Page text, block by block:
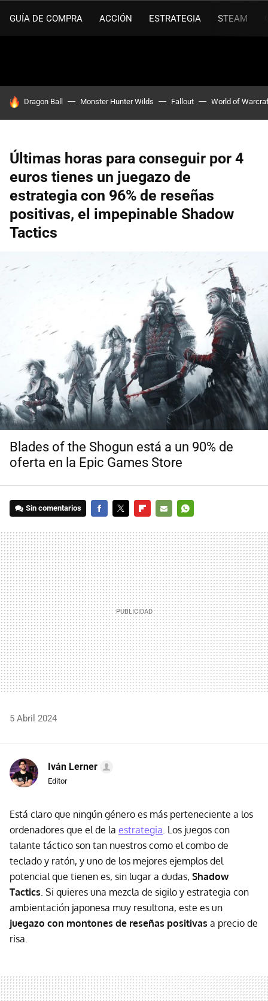
GUÍA DE COMPRA ACCIÓN ESTRATEGIA STEAM
HOY SE HABLA DE
Dragon Ball Monster Hunter Wilds Fallout World of
Últimas horas para conseguir por 4
euros tienes un juegazo de
estrategia con 96% de reseñas
positivas, el impepinable Shadow
Tactics
Blades of the Shogun está a un 90% de
oferta en la Epic Games Store
Sin comentarios
MAIL
5 Abril 2024
Iván Lerner
Editor
Está claro que ningún género es más perteneciente a los
ordenadores que el de la estrategia. Los juegos con
talante táctico son tan nuestros como el combo de
teclado y ratón, y uno de los mejores ejemplos del
potencial que tienen es, sin lugar a dudas, Shadow
Tactics. Si quieres una mezcla de sigilo y estrategia con
ambientación japonesa muy resultona, este es un
juegazo con montones de reseñas positivas a precio de
risa.